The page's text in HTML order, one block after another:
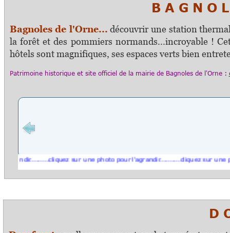
B A G N O
Bagnoles de l'Orne... découvrir une station
la forêt et des pommiers normands...incroyable !
hôtels sont magnifiques, ses espaces verts bien
Patrimoine historique et site officiel de la mairie de Bagnoles de l'Orne:
sur une photo pour l'agrandir..........cliquez sur une
D O